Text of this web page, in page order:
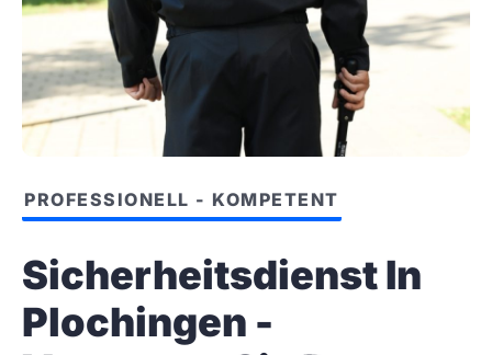
PROFESSIONELL - KOMPETENT
Sicherheitsdienst In
Plochingen -